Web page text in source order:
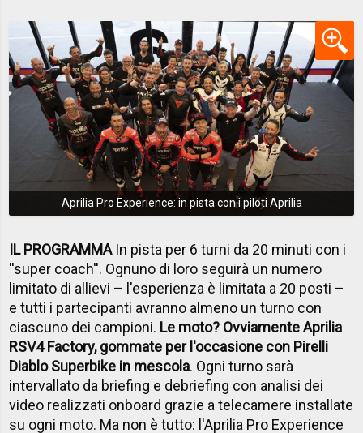
Aprilia Pro Experience: in pista con i piloti Aprilia
IL PROGRAMMAIn pista per 6 turni da 20 minuti con i
''super coach''. Ognuno di loro seguirà un numero
limitato di allievi – l'esperienza è limitata a 20 posti –
e tutti i partecipanti avranno almeno un turno con
ciascuno dei campioni. Le moto? Ovviamente Aprilia
RSV4 Factory, gommate per l'occasione con Pirelli
Diablo Superbike in mescola. Ogni turno sarà
intervallato da briefing e debriefing con analisi dei
video realizzati onboard grazie a telecamere installate
su ogni moto. Ma non è tutto: l'Aprilia Pro Experience